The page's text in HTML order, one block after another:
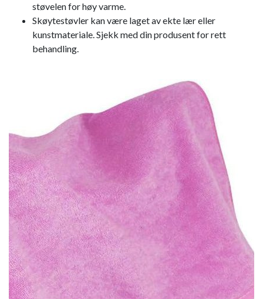
støvelen for høy varme.
Skøytestøvler kan være laget av ekte lær eller
kunstmateriale. Sjekk med din produsent for rett
behandling.